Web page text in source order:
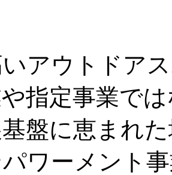
いアウトドア
指定事業で
盤に恵まれ
ワーメント